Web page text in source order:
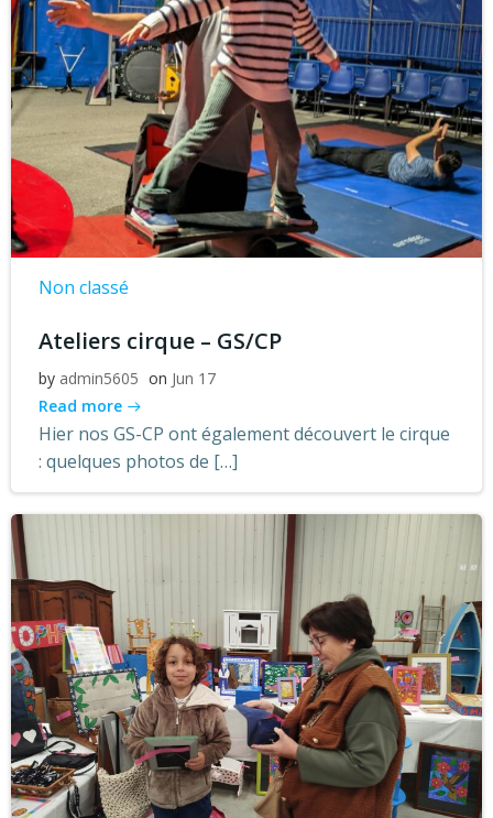
Non classé
Ateliers cirque – GS/CP
by admin5605 on Jun 17
Read more
Hier nos GS-CP ont également découvert le cirque
: quelques photos de […]